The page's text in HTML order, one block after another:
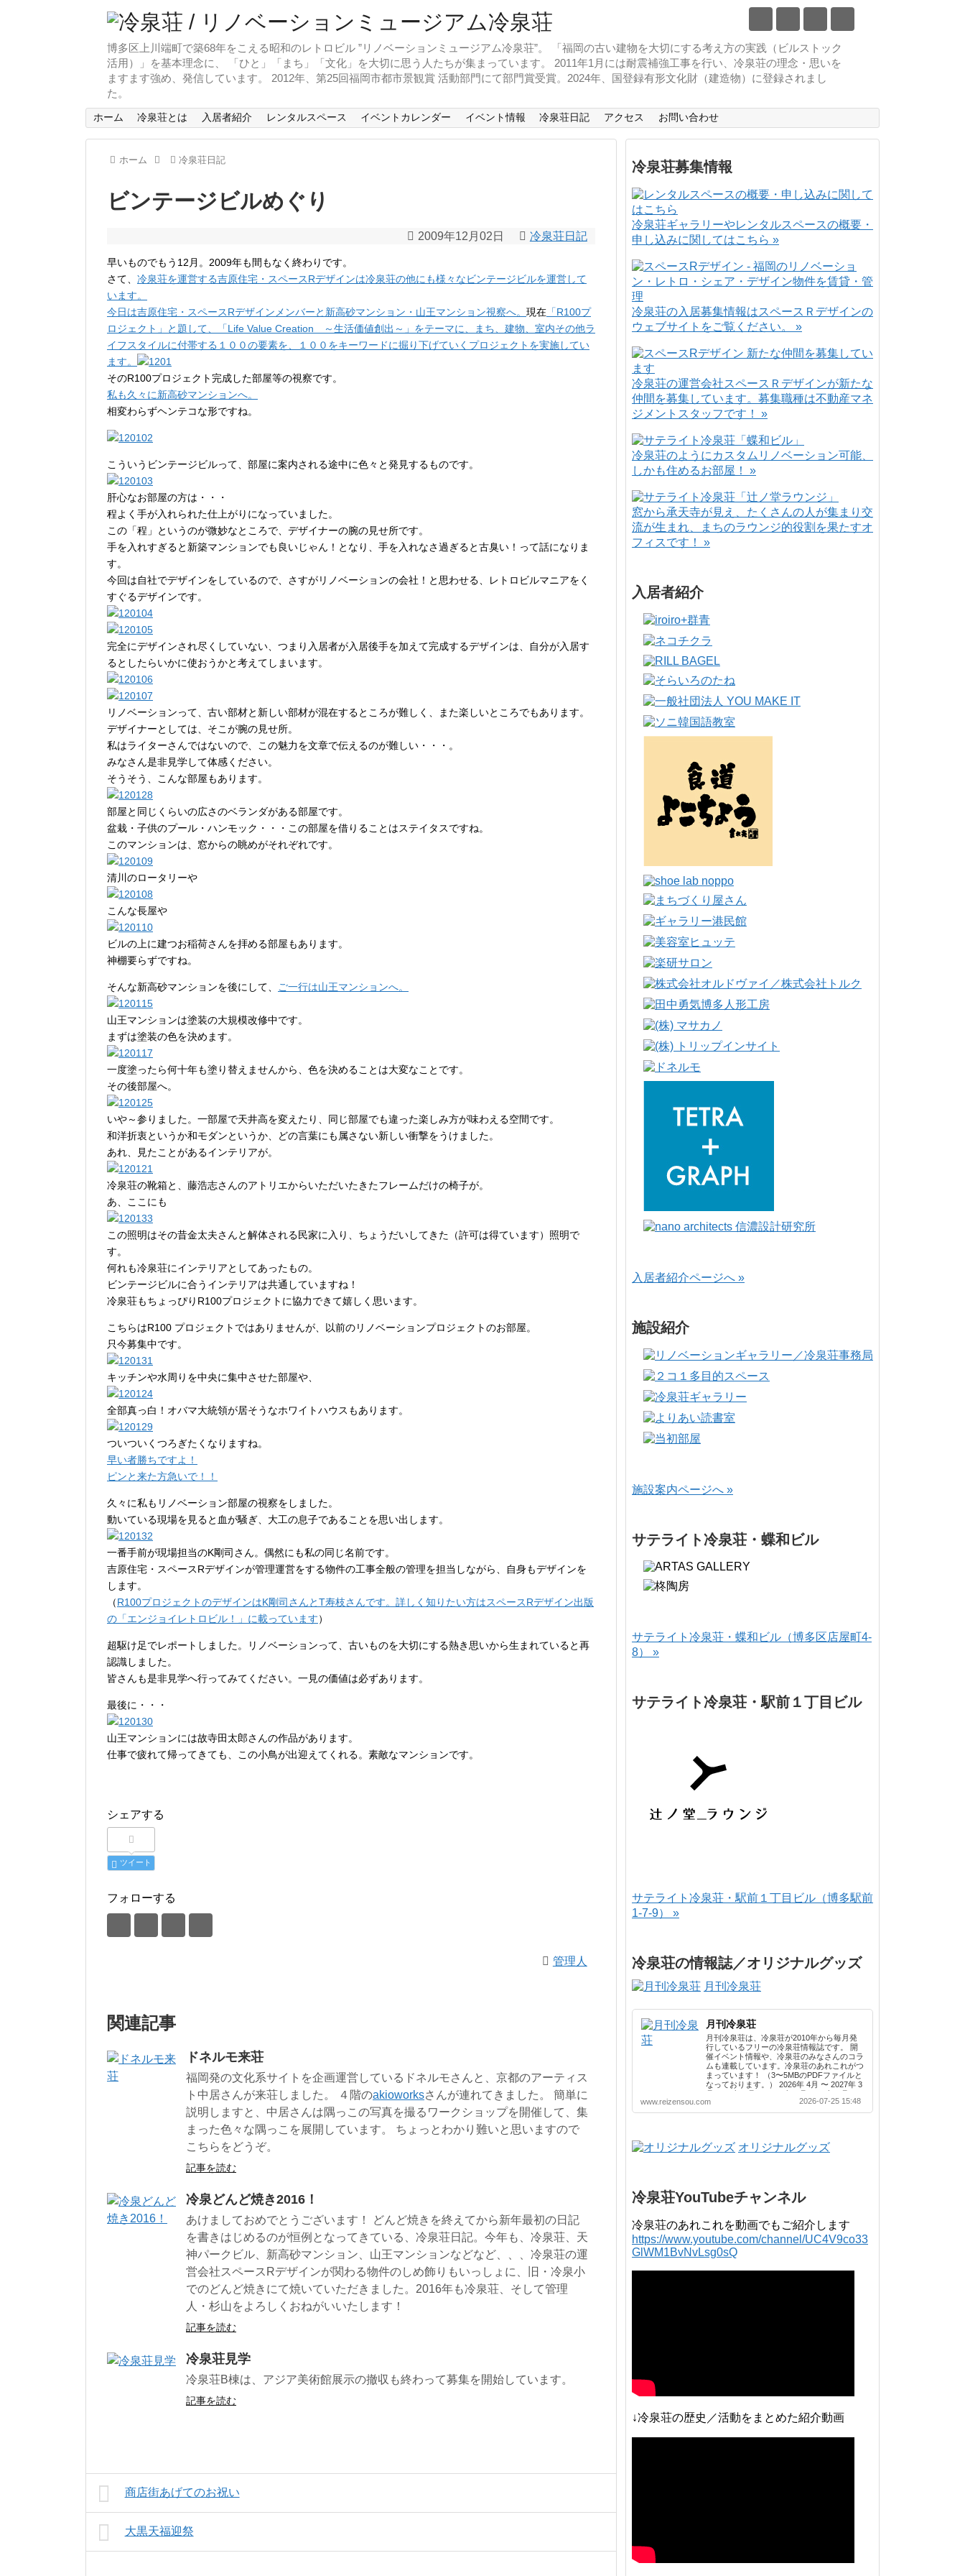
博多区上川端町で築68年をこえる昭和のレトロビル ”リノベーションミュージアム冷泉荘”。 「福岡の古い建物を大切にする考え方の実践（ビルストック
活用）」を基本理念に、 「ひと」「まち」「文化」を大切に思う人たちが集まっています。 2011年1月には耐震補強工事を行い、冷泉荘の理念・思いを
ますます強め、発信しています。 2012年、第25回福岡市都市景観賞 活動部門にて部門賞受賞。2024年、国登録有形文化財（建造物）に登録されまし
た。
ホーム 冷泉荘とは 入居者紹介 レンタルスペース イベントカレンダー イベント情報 冷泉荘日記 アクセス お問い合わせ
ホーム 冷泉荘日記
ビンテージビルめぐり
2009年12月02日 冷泉荘日記
早いものでもう12月。2009年も間もなく終わりです。
さて、 冷泉荘を運営する吉原住宅・スペースRデザインは冷泉荘の他にも様々なビンテージビルを運営して
います。
今日は吉原住宅・スペースRデザインメンバーと新高砂マンション・山王マンション視察へ。 現在 「R100プ
ロジェクト」と題して、「Life Value Creation ～生活価値創出～」をテーマに、まち、建物、室内その他ラ
イフスタイルに付帯する１００の要素を、１００をキーワードに掘り下げていくプロジェクトを実施してい
ます。
そのR100プロジェクト完成した部屋等の視察です。
私も久々に新高砂マンションへ。
相変わらずヘンテコな形ですね。
こういうビンテージビルって、部屋に案内される途中に色々と発見するものです。
肝心なお部屋の方は・・・
程よく手が入れられた仕上がりになっていました。
この「程」というのが微妙なところで、デザイナーの腕の見せ所です。
手を入れすぎると新築マンションでも良いじゃん！となり、手を入れなさ過ぎると古臭い！って話になりま
す。
今回は自社でデザインをしているので、さすがリノベーションの会社！と思わせる、レトロビルマニアをく
すぐるデザインです。
完全にデザインされ尽くしていない、つまり入居者が入居後手を加えて完成するデザインは、自分が入居す
るとしたらいかに使おうかと考えてしまいます。
リノベーションって、古い部材と新しい部材が混在するところが難しく、また楽しいところでもあります。
デザイナーとしては、そこが腕の見せ所。
私はライターさんではないので、この魅力を文章で伝えるのが難しい・・・。
みなさん是非見学して体感ください。
そうそう、こんな部屋もあります。
部屋と同じくらいの広さのベランダがある部屋です。
盆栽・子供のプール・ハンモック・・・この部屋を借りることはステイタスですね。
このマンションは、窓からの眺めがそれぞれです。
清川のロータリーや
こんな長屋や
ビルの上に建つお稲荷さんを拝める部屋もあります。
神棚要らずですね。
そんな新高砂マンションを後にして、 ご一行は山王マンションへ。
山王マンションは塗装の大規模改修中です。
まずは塗装の色を決めます。
一度塗ったら何十年も塗り替えませんから、色を決めることは大変なことです。
その後部屋へ。
いや～参りました。一部屋で天井高を変えたり、同じ部屋でも違った楽しみ方が味わえる空間です。
和洋折衷というか和モダンというか、どの言葉にも属さない新しい衝撃をうけました。
あれ、見たことがあるインテリアが。
冷泉荘の靴箱と、藤浩志さんのアトリエからいただいたきたフレームだけの椅子が。
あ、ここにも
この照明はその昔金太夫さんと解体される民家に入り、ちょうだいしてきた（許可は得ています）照明で
す。
何れも冷泉荘にインテリアとしてあったもの。
ビンテージビルに合うインテリアは共通していますね！
冷泉荘もちょっぴりR100プロジェクトに協力できて嬉しく思います。
こちらはR100 プロジェクトではありませんが、以前のリノベーションプロジェクトのお部屋。
只今募集中です。
キッチンや水周りを中央に集中させた部屋や、
全部真っ白！オバマ大統領が居そうなホワイトハウスもあります。
ついついくつろぎたくなりますね。
早い者勝ちですよ！
ピンと来た方急いで！！
久々に私もリノベーション部屋の視察をしました。
動いている現場を見ると血が騒ぎ、大工の息子であることを思い出します。
一番手前が現場担当のK剛司さん。偶然にも私の同じ名前です。
吉原住宅・スペースRデザインが管理運営をする物件の工事全般の管理を担当しながら、自身もデザインを
します。
（R100プロジェクトのデザインはK剛司さんとT寿枝さんです。詳しく知りたい方はスペースRデザイン出版
の「エンジョイレトロビル！」に載っています）
超駆け足でレポートしました。リノベーションって、古いものを大切にする熱き思いから生まれていると再
認識しました。
皆さんも是非見学へ行ってみてください。一見の価値は必ずあります。
最後に・・・
山王マンションには故寺田太郎さんの作品があります。
仕事で疲れて帰ってきても、この小鳥が出迎えてくれる。素敵なマンションです。
シェアする
ツイート
フォローする
管理人
関連記事
ドネルモ来荘
福岡発の文化系サイトを企画運営しているドネルモさんと、京都のアーティス
ト中居さんが来荘しました。 ４階のakioworksさんが連れてきました。 簡単に
説明しますと、中居さんは隅っこの写真を撮るワークショップを開催して、集
まった色々な隅っこを展開しています。 ちょっとわかり難いと思いますので
こちらをどうぞ。
記事を読む
冷泉どんど焼き2016！
あけましておめでとうございます！ どんど焼きを終えてから新年最初の日記
を書きはじめるのが恒例となってきている、冷泉荘日記。今年も、冷泉荘、天
神パークビル、新高砂マンション、山王マンションなどなど、、、冷泉荘の運
営会社スペースRデザインが関わる物件のしめ飾りもいっしょに、旧・冷泉小
でのどんど焼きにて焼いていただきました。2016年も冷泉荘、そして管理
人・杉山をよろしくおねがいいたします！
記事を読む
冷泉荘見学
冷泉荘B棟は、アジア美術館展示の撤収も終わって募集を開始しています。
記事を読む
商店街あげてのお祝い
大黒天福迎祭
冷泉荘募集情報
冷泉荘ギャラリーやレンタルスペースの概要・
申し込みに関してはこちら »
冷泉荘の入居募集情報はスペースＲデザインの
ウェブサイトをご覧ください。 »
冷泉荘の運営会社スペースＲデザインが新たな
仲間を募集しています。募集職種は不動産マネ
ジメントスタッフです！ »
冷泉荘のようにカスタムリノベーション可能、
しかも住めるお部屋！ »
窓から承天寺が見え、たくさんの人が集まり交
流が生まれ、まちのラウンジ的役割を果たすオ
フィスです！ »
入居者紹介
入居者紹介ページへ »
施設紹介
施設案内ページへ »
サテライト冷泉荘・蝶和ビル
サテライト冷泉荘・蝶和ビル（博多区店屋町4-
8） »
サテライト冷泉荘・駅前１丁目ビル
サテライト冷泉荘・駅前１丁目ビル（博多駅前
1-7-9） »
冷泉荘の情報誌／オリジナルグッズ
月刊冷泉荘
月刊冷泉荘
月刊冷泉荘は、冷泉荘が2010年から毎月発
行しているフリーの冷泉荘情報誌です。 開
催イベント情報や、冷泉荘のみなさんのコラ
ムも連載しています。冷泉荘のあれこれがつ
まっています！ （3〜5MBのPDFファイルと
なっております。） 2026年 4月 〜 2027年 3
2025年 3月 2023年 4月 〜 2024年 3月 2022
年 4月 〜 2023年 3月 2021年 4月 〜 2022年
年 4月 〜 2018年 3月 2016年 4月 〜 2017年
3月 2015年 4月 〜 2016年 3月 2014年 4月 〜
www.reizensou.com 2026-07-25 15:48
オリジナルグッズ
冷泉荘YouTubeチャンネル
冷泉荘のあれこれを動画でもご紹介します
https://www.youtube.com/channel/UC4V9co33
GlWM1BvNvLsg0sQ
↓冷泉荘の歴史／活動をまとめた紹介動画